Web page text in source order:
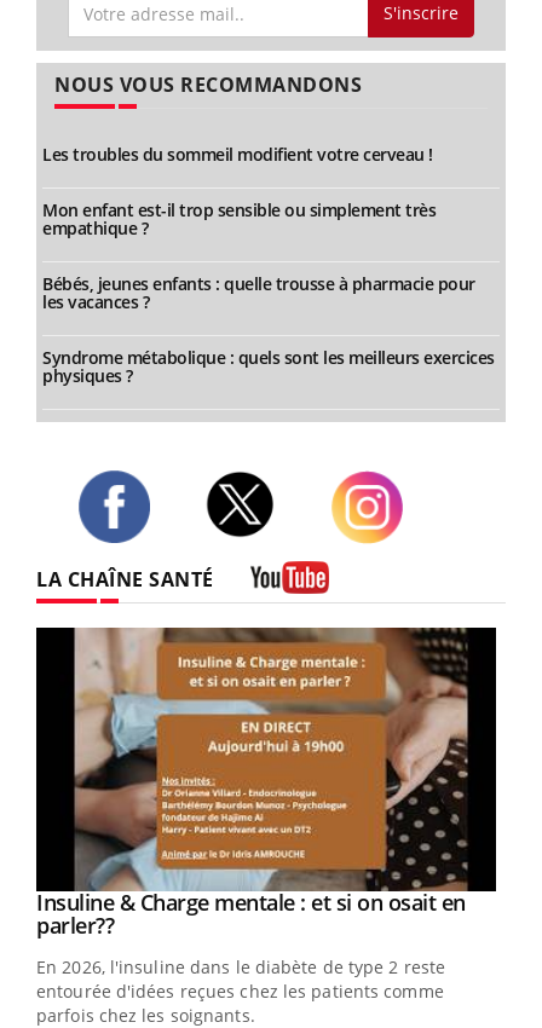
S'inscrire
NOUS VOUS RECOMMANDONS
Les troubles du sommeil modifient votre cerveau !
Mon enfant est-il trop sensible ou simplement très
empathique ?
Bébés, jeunes enfants : quelle trousse à pharmacie pour
les vacances ?
Syndrome métabolique : quels sont les meilleurs exercices
physiques ?
LA CHAÎNE SANTÉ
Youtube
Insuline & Charge mentale : et si on osait en
parler??Youtube
En 2026, l'insuline dans le diabète de type 2 reste
entourée d'idées reçues chez les patients comme
parfois chez les soignants.